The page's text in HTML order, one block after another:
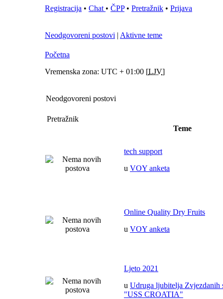
Registracija • Chat • ČPP• Pretražnik • Prijava
Neodgovoreni postovi | Aktivne teme
Početna
Vremenska zona: UTC + 01:00 [LJV]
Neodgovoreni postovi
Pretražnik
Teme
tech support
u VOY anketa
Online Quality Dry Fruits
u VOY anketa
Ljeto 2021
u Udruga ljubitelja Zvjezdanih
"USS CROATIA"